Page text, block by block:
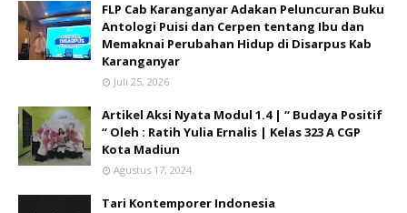
FLP Cab Karanganyar Adakan Peluncuran Buku
Antologi Puisi dan Cerpen tentang Ibu dan
Memaknai Perubahan Hidup di Disarpus Kab
Karanganyar
Juli 25, 2026
Artikel Aksi Nyata Modul 1.4 | “ Budaya Positif
“ Oleh : Ratih Yulia Ernalis | Kelas 323 A CGP
Kota Madiun
Agustus 17, 2024
Tari Kontemporer Indonesia